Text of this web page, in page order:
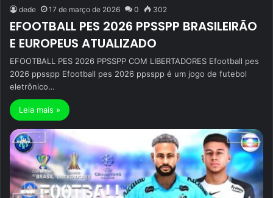
dede 17 de março de 2026 0 302
EFOOTBALL PES 2026 PPSSPP BRASILEIRÃO
E EUROPEUS ATUALIZADO
EFOOTBALL PES 2026 PPSSPP COM LIBERTADORES Efootball pes
2026 ppsspp Efootball pes 2026 ppsspp é um jogo de futebol
eletrônico…
Leia mais »